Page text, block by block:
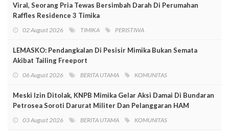
Viral, Seorang Pria Tewas Bersimbah Darah Di Perumahan
Raffles Residence 3 Timika
02 August 2026 TIMIKA PERISTIWA
LEMASKO: Pendangkalan Di Pesisir Mimika Bukan Semata
Akibat Tailing Freeport
06 August 2026 BERITA UTAMA KOMUNITAS
Meski Izin Ditolak, KNPB Mimika Gelar Aksi Damai Di Bundaran
Petrosea Soroti Darurat Militer Dan Pelanggaran HAM
03 August 2026 BERITA UTAMA KOMUNITAS